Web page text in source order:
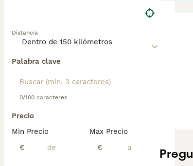
Distancia
Palabra clave
0/100 caracteres
Precio
Min Precio
€
Max Precio
€